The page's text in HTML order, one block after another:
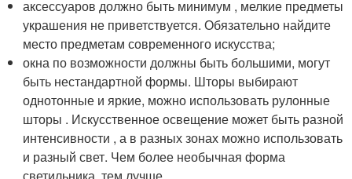
аксессуаров должно быть минимум , мелкие предметы
украшения не приветствуется. Обязательно найдите
место предметам современного искусства;
окна по возможности должны быть большими, могут
быть нестандартной формы. Шторы выбирают
однотонные и яркие, можно использовать рулонные
шторы . Искусственное освещение может быть разной
интенсивности , а в разных зонах можно использовать
и разный свет. Чем более необычная форма